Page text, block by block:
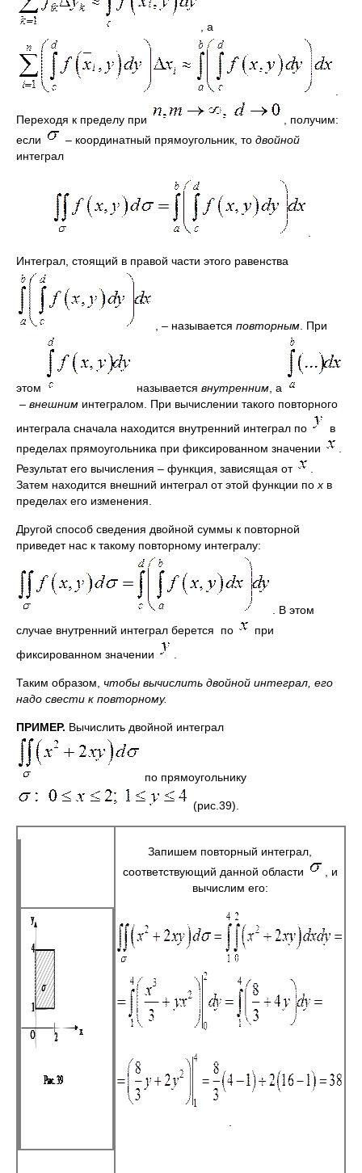
, а
Переходя к пределу при
, получим:
если
– координатный прямоугольник, то двойной
интеграл
Интеграл, стоящий в правой части этого равенства
, – называется повторным . При
этом называется внутренним , а
– внешним интегралом. При вычислении такого повторного
интеграла сначала находится внутренний интеграл по
в
пределах прямоугольника при фиксированном значении
Результат его вычисления – функция, зависящая от
Затем находится внешний интеграл от этой функции по х в
пределах его изменения.
Другой способ сведения двойной суммы к повторной
приведет нас к такому повторному интегралу:
. В этом
случае внутренний интеграл берется по
при
фиксированном значении
Таким образом, чтобы вычислить двойной интеграл, его
надо свести к повторному.
ПРИМЕР. Вычислить двойной интеграл
по прямоугольнику
(рис.39).
Запишем повторный интеграл,
соответствующий данной области
, и
вычислим его: